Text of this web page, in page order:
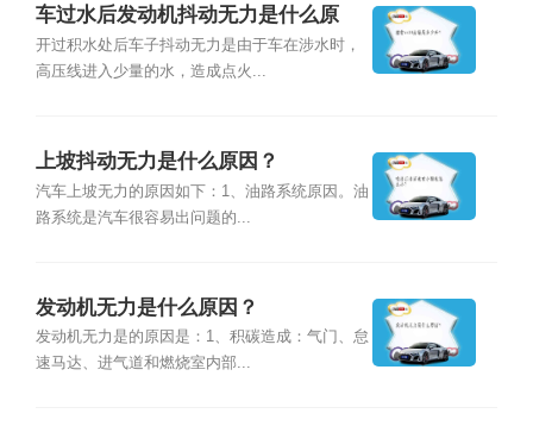
车过水后发动机抖动无力是什么原
因？
开过积水处后车子抖动无力是由于车在涉水时，
高压线进入少量的水，造成点火...
上坡抖动无力是什么原因？
汽车上坡无力的原因如下：1、油路系统原因。油
路系统是汽车很容易出问题的...
发动机无力是什么原因？
发动机无力是的原因是：1、积碳造成：气门、怠
速马达、进气道和燃烧室内部...